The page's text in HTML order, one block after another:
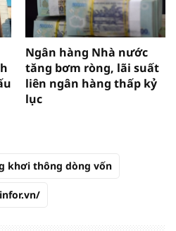
Ngân hàng Nhà nước
tăng bơm ròng, lãi suất
liên ngân hàng thấp kỷ
lục
khơi thông dòng vốn